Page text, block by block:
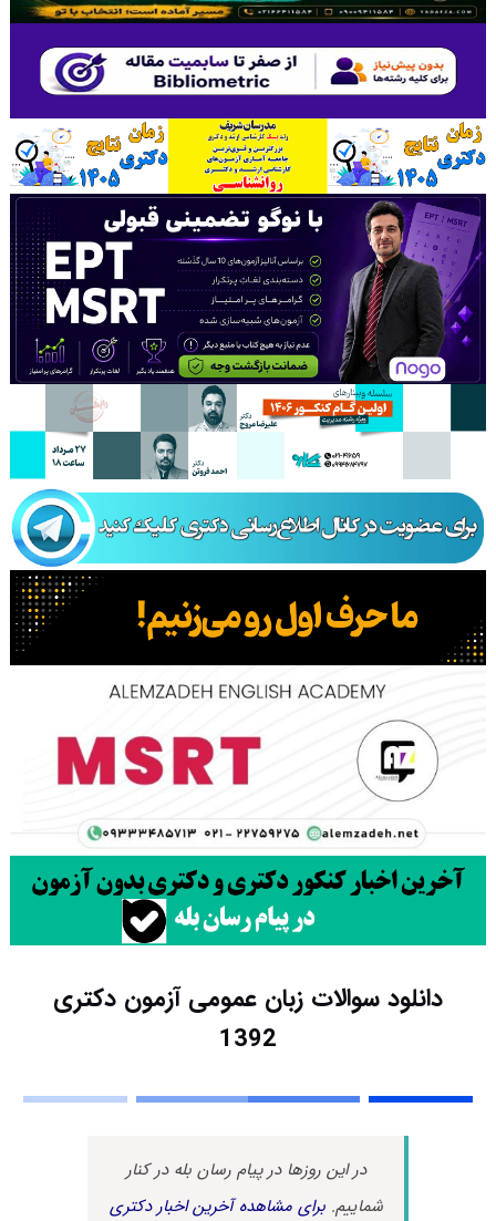
دانلود سوالات زبان عمومی آزمون دکتری
1392
در این روزها در پیام رسان بله در کنار
شماییم.برای مشاهده آخرین اخبار دکتری